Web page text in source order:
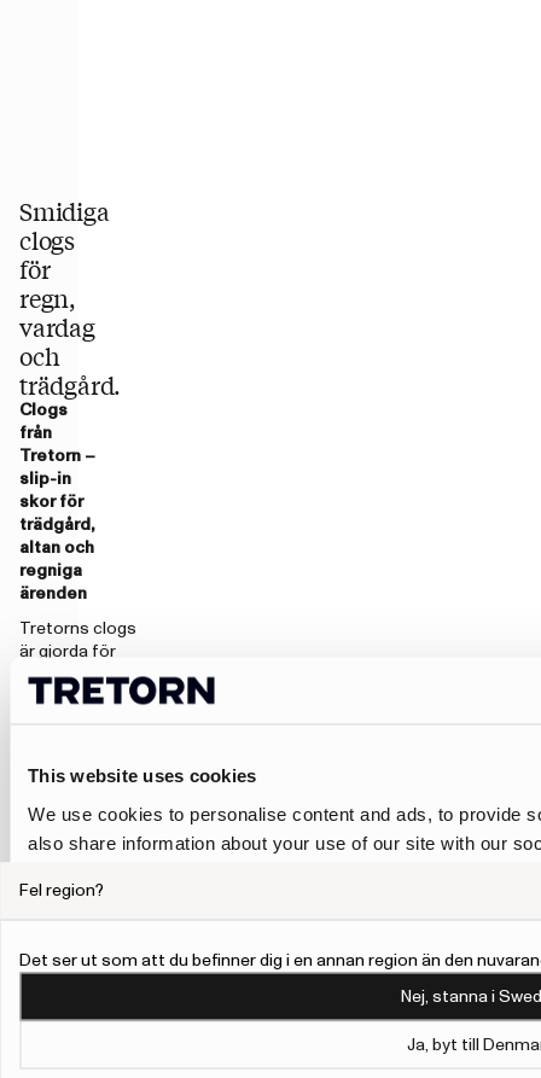
This website uses cookies
We use cookies to personalise content and ads, to provide
also share information about your use of our site with our
their services.
To give users more control over their data and ad
Learn more about Google’s Personalisation and
Smidiga
clogs
för
regn,
vardag
och
trädgård.
Clogs
från
Tretorn –
slip-in
skor för
trädgård,
altan och
regniga
ärenden
Tretorns clogs
är gjorda för
stunder när du
snabbt vill
De passar i
altanen, i
sommarstugan,
ärenden eller
under regniga
ha mer skydd än
en sandal men
känsla än en
Fel region?
Det ser ut som att du befinner dig i en annan region än den
Nej, stanna i
Ja, byt till